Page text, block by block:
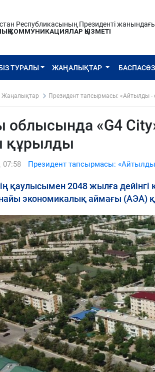
Республикасының Президенті
КОММУНИКАЦИЯЛАР ҚЫЗМЕТІ
ТУРАЛЫ ЖАҢАЛЫҚТАР
Жаңалықтар Президент тапсырмасы: «Айтылды
облысында «G4
құрылды
07:58 Президент тапсырмасы:
қаулысымен 2048 жылға
экономикалық аймағы (АЭА)